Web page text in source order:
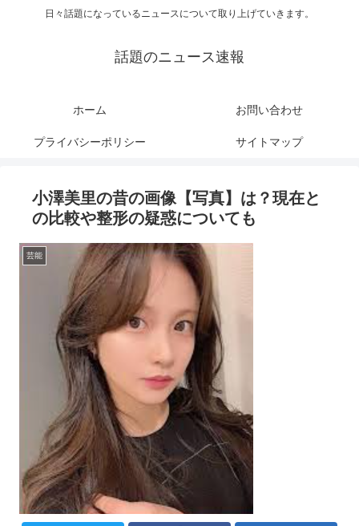
日々話題になっているニュースについて取り上げていきます。
話題のニュース速報
ホーム お問い合わせ
プライバシーポリシー サイトマップ
小澤美里の昔の画像【写真】は？現在と
の比較や整形の疑惑についても
芸能